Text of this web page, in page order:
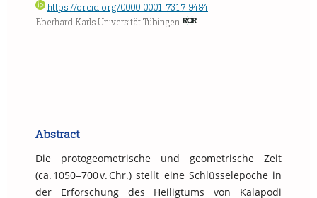
https://orcid.org/0000-0001-7317-9484
Eberhard Karls Universität Tübingen
Abstract
Die protogeometrische und geometrische Zeit
(ca. 1050‒700 v. Chr.) stellt eine Schlüsselepoche in
der Erforschung des Heiligtums von Kalapodi